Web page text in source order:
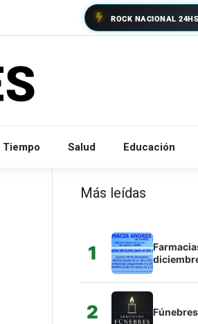
ROCK NACIONAL 24HS
Tiempo Salud Educación
Más leídas
1
2